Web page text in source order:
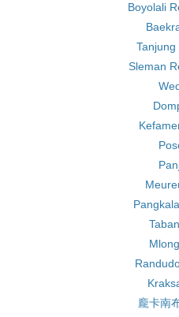
Boyolali
Tanjung
Sleman
龐卡南